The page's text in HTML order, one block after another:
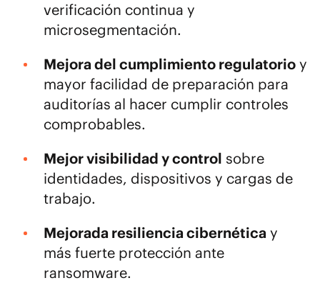
verificación continua y
microsegmentación.
Mejora del cumplimiento regulatorioy
mayor facilidad de preparación para
auditorías al hacer cumplir controles
comprobables.
Mejor visibilidad y control sobre
identidades, dispositivos y cargas de
trabajo.
Mejorada resiliencia cibernética y
más fuerte protección ante
ransomware.